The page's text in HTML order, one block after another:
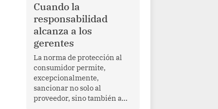
representa una oportunidad
para reafirmar el valor del
diálogo, fortalecer los
vínculos entre los pueblos y
proyectar una imagen de
cooperación en una región
que enfrenta desafíos en
materia de desarrollo,
cohesión social y
gobernabilidad.
Cuando la
responsabilidad
alcanza a los
gerentes
La norma de protección al
consumidor permite,
excepcionalmente,
sancionar no solo al
proveedor, sino también a